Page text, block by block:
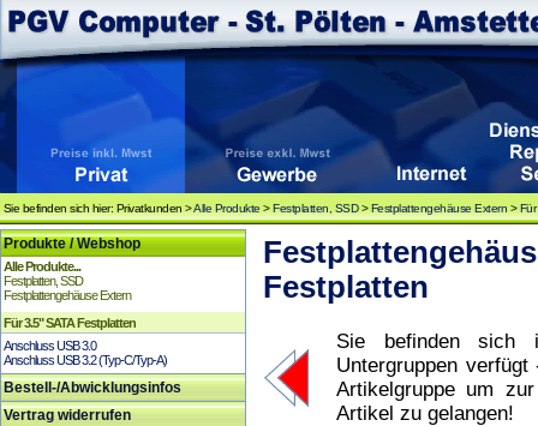
Sie befinden sich hier: Privatkunden >Alle Produkte >Festplatten, SSD>Festplattengehäuse Extern >
Produkte / Webshop
Alle Produkte...
Festplatten, SSD
Festplattengehäuse Extern
Für 3.5" SATA Festplatten
Anschluss USB 3.0
Anschluss USB 3.2 (Typ-C/Typ-A)
Bestell-/Abwicklungsinfos
Vertrag widerrufen
Festplatten
Sie befinden sich
Untergruppen
Artikelgruppe um
Artikel zu gelangen!